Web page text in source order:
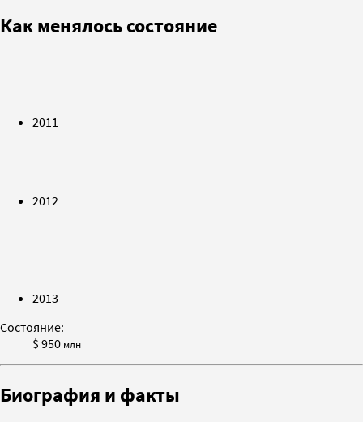
Как менялось состояние
2011
2012
2013
Состояние:
$ 950 млн
Биография и факты